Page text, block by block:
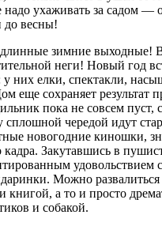
ухаживать за садом —
до весны!
зимние выходные!
неги! Новый год
у них елки, спектакли,
еще сохраняет результат
пока не совсем пуст,
сплошной чередой идут
новогодние киношки,
кадра. Закутавшись в
удовольствием
Можно
книгой, а то и просто
и собакой.